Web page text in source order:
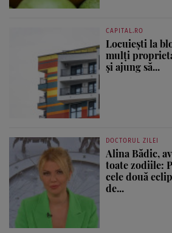
CAPITAL.RO
Locuiești la
mulți
și ajung să...
DOCTORUL ZILEI
Alina Bădic,
toate zodiile:
cele două
de...